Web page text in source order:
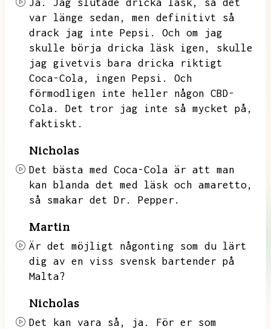
Ja. Jag slutade dricka läsk,
så det
var länge sedan,
men definitivt så
drack jag inte Pepsi.
Och om jag
skulle börja dricka läsk igen,
skulle
jag givetvis bara dricka riktigt
Coca-Cola,
ingen Pepsi.
Och
förmodligen inte heller någon CBD-
Cola.
Det tror jag inte så mycket på,
faktiskt.
Nicholas
Det bästa med Coca-Cola är att man
kan blanda det med läsk och amaretto,
så smakar det Dr.
Pepper.
Martin
Är det möjligt någonting som du lärt
dig av en viss svensk bartender på
Malta?
Nicholas
Det kan vara så, ja.
För er som